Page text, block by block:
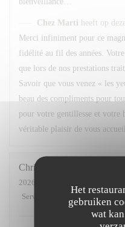
Het
gebruiken
wat
Chez Marti heeft op
Merci infiniment pour ce
fidélité au fil des années.
que lors de nos prestations
Savoir que vous venez « les
beau des compliments pour
pour votre gentillesse et votre
véritable plaisir de vous
Christian
2026-07-04
Service
Atmosfeer